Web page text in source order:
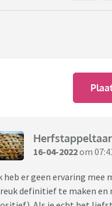
16-04-2022om
heb er geen ervaring mee
definitief te maken en